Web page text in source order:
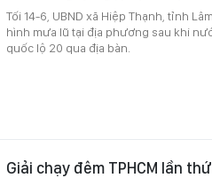
Tối 14-6, UBND xã Hiệp Thạnh, tỉnh
hình mưa lũ tại địa phương sau khi
quốc lộ 20 qua địa bàn.
Giải chạy đêm TPHCM lần